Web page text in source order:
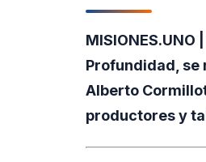
MISIONES.UNO
Profundidad, se
Alberto
productores y